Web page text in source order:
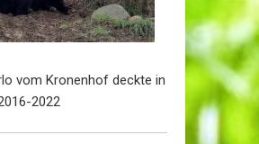
vom Kronenhof deckte in
2022